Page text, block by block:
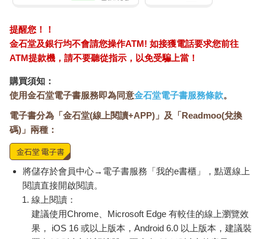
提醒您！！
金石堂及銀行均不會請您操作ATM! 如接獲電話要求您前往
ATM提款機，請不要聽從指示，以免受騙上當！
購買須知：
使用金石堂電子書服務即為同意金石堂電子書服務條款。
電子書分為「金石堂(線上閱讀+APP)」及「Readmoo(兌換
碼)」兩種：
將儲存於會員中心→電子書服務「我的e書櫃」，點選線上
閱讀直接開啟閱讀。
線上閱讀：
建議使用Chrome、Microsoft Edge 有較佳的線上瀏覽效
果， iOS 16 或以上版本，Android 6.0 以上版本，建議裝